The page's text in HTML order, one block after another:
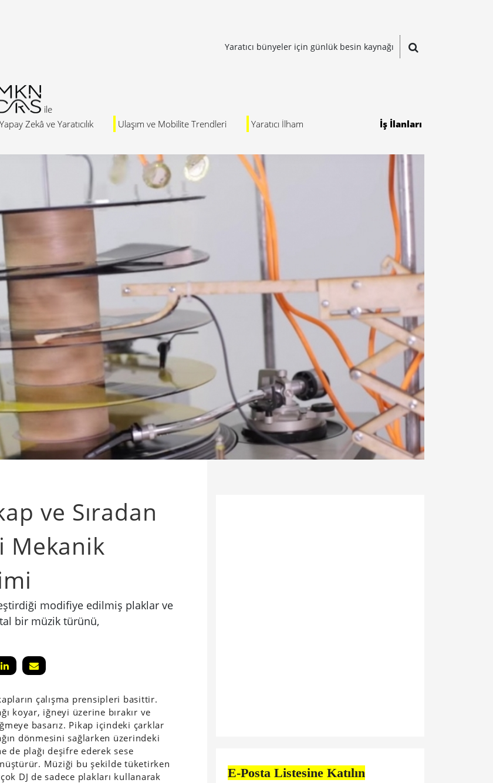
Yaratıcı bünyeler için günlük besin kaynağı
Yapay Zekâ ve Yaratıcılık Ulaşım ve Mobilite Trendleri Yaratıcı İlham İş İlanları
ve Sıradan
Mekanik
modifiye edilmiş plaklar ve
bir müzik türünü,
çalışma prensipleri basittir.
koyar, iğneyi üzerine bırakır ve
basarız. Pikap içindeki çarklar
dönmesini sağlarken üzerindeki
de plağı deşifre ederek sese
Müziği bu şekilde tüketirken
DJ de sadece plakları kullanarak
E-Posta Listesine Katılın